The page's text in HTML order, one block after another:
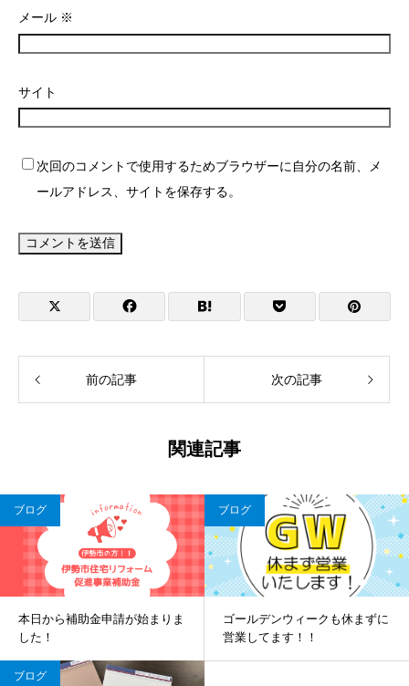
メール ※
サイト
次回のコメントで使用するためブラウザーに自分の名前、メ
ールアドレス、サイトを保存する。
前の記事 次の記事
関連記事
ブログ
本日から補助金申請が始まりま
した！
ブログ
ゴールデンウィークも休まずに
営業してます！！
ブログ